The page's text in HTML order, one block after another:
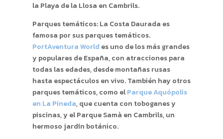
la Playa de la Llosa en Cambrils.
Parques temáticos: La Costa Daurada es
famosa por sus parques temáticos.
PortAventura World es uno de los más grandes
y populares de España, con atracciones para
todas las edades, desde montañas rusas
hasta espectáculos en vivo. También hay otros
parques temáticos, como elParque Aquópolis
en La Pineda, que cuenta con toboganes y
piscinas, y el Parque Samà en Cambrils, un
hermoso jardín botánico.